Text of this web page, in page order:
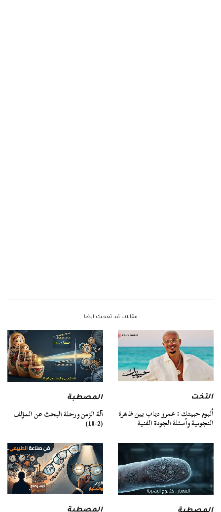
مقالات قد تعجبك ايضا
التخت
ألبوم حبيتك : عمرو دياب بين ظاهرة
النجومية وأسئلة الجودة الفنية
المصطبة
آلة الزمن ورحلة البحث عن المؤلف
(2-10)